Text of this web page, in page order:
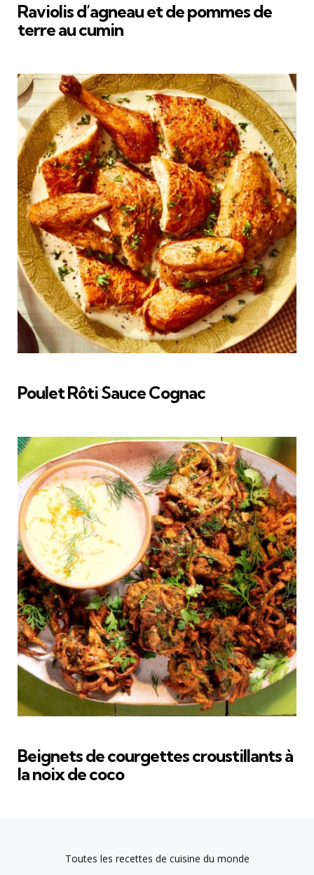
Raviolis d’agneau et de pommes de
terre au cumin
Poulet Rôti Sauce Cognac
Beignets de courgettes croustillants à
la noix de coco
Toutes les recettes de cuisine du monde